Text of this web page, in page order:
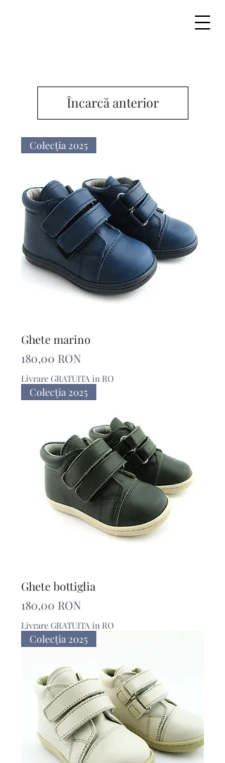
Încarcă anterior
Colecţia 2025
Ghete marino
Preț
180,00 RON
Livrare GRATUITA in RO
Colecţia 2025
Ghete bottiglia
Preț
180,00 RON
Livrare GRATUITA in RO
Colecţia 2025